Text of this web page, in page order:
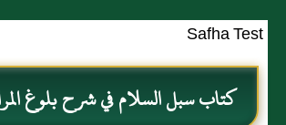
Safha Test
كتاب سبل السلام في شرح بلوغ